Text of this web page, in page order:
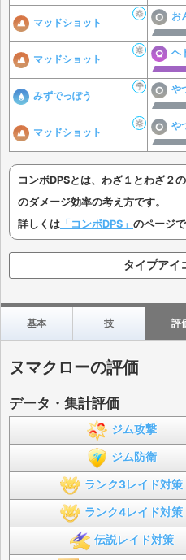
マッドショット
お
マッドショット
ヘ
みずでっぽう
や
マッドショット
や
コンボDPSとは、わざ１とわざ２
のダメージ効率の考え方です。
詳しくは 「コンボDPS」 のページ
タイプアイ
基本 技 評
ヌマクローの評価
データ・集計評価
ジム攻撃
ジム防衛
ランク3レイド対策
ランク4レイド対策
伝説レイド対策